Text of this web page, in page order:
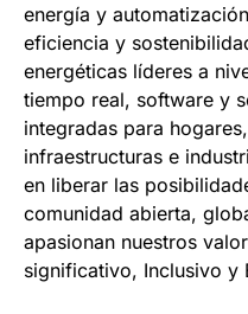
energía y
eficiencia y
energéticas líderes a
tiempo real, software y
integradas para
infraestructuras e
en liberar las
comunidad abierta,
apasionan nuestros
significativo, Inclusivo y